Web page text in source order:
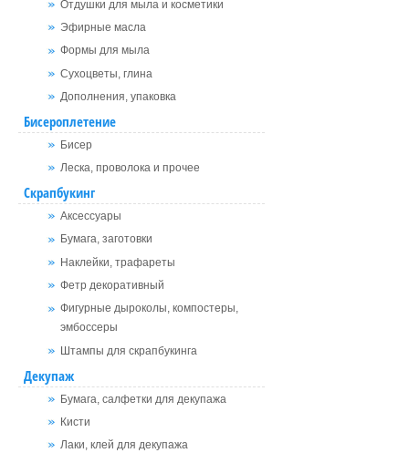
Отдушки для мыла и косметики
Эфирные масла
Формы для мыла
Сухоцветы, глина
Дополнения, упаковка
Бисероплетение
Бисер
Леска, проволока и прочее
Скрапбукинг
Аксессуары
Бумага, заготовки
Наклейки, трафареты
Фетр декоративный
Фигурные дыроколы, компостеры,
эмбоссеры
Штампы для скрапбукинга
Декупаж
Бумага, салфетки для декупажа
Кисти
Лаки, клей для декупажа